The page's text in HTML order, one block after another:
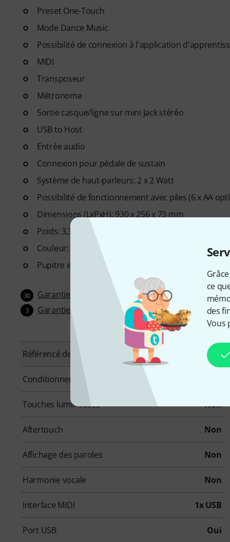
ce
des
Vous
Preset One-Touch
Mode Dance Music
Possibilité de connexion à l'application
MIDI
Transposeur
Métronome
Sortie casque/ligne sur mini Jack stéréo
USB to Host
Entrée audio
Connexion pour pédale de sustain
Système de haut-parleurs: 2 x 2 Watt
Possibilité de fonctionnement avec piles (6 x AA
Dimensions (LxPxH): 930 x 256 x 73 mm
Poids: 3,3 kg
Couleur: Noir
Pupitre et bloc d'alimentation AD-E95100 incl.
30 Garantie 30 jours satisfait ou remboursé
3 Garantie 3 ans Thomann
Référencé depuis Septembre 2019
Conditionnement (UVC)
Touches lumineuses Non
Aftertouch Non
Affichage des paroles Non
Harmonie vocale Non
Interface MIDI 1x USB
Port USB Oui